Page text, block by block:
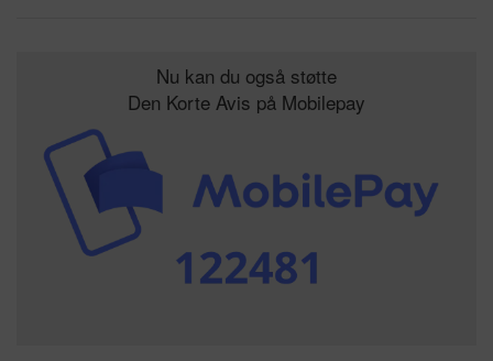
Nu kan du også støtte
Den Korte Avis på Mobilepay